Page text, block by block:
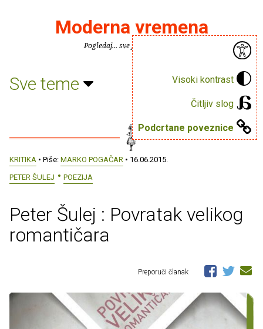
Visoki kontrast
Čitljiv slog
Podcrtane poveznice
Moderna vremena
Pogledaj... sve je puno knjiga.
Sve teme
KRITIKA • Piše: MARKO POGAČAR • 16.06.2015.
PETER ŠULEJ
POEZIJA
Peter Šulej : Povratak velikog
romantičara
Preporuči članak